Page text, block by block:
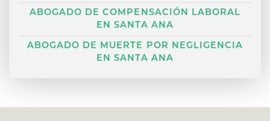
ABOGADO DE COMPENSACIÓN LABORAL
EN SANTA ANA
ABOGADO DE MUERTE POR NEGLIGENCIA
EN SANTA ANA